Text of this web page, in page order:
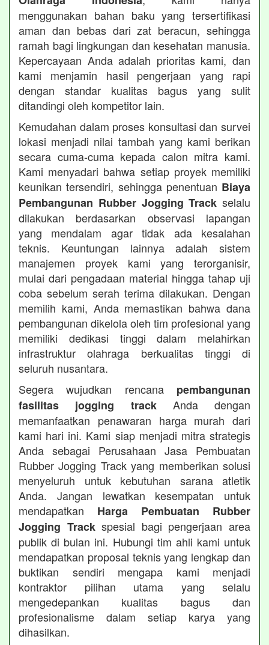
menggunakan bahan baku yang tersertifikasi
aman dan bebas dari zat beracun, sehingga
ramah bagi lingkungan dan kesehatan manusia.
Kepercayaan Anda adalah prioritas kami, dan
kami menjamin hasil pengerjaan yang rapi
dengan standar kualitas bagus yang sulit
ditandingi oleh kompetitor lain.
Kemudahan dalam proses konsultasi dan survei
lokasi menjadi nilai tambah yang kami berikan
secara cuma-cuma kepada calon mitra kami.
Kami menyadari bahwa setiap proyek memiliki
keunikan tersendiri, sehingga penentuan Biaya
Pembangunan Rubber Jogging Track selalu
dilakukan berdasarkan observasi lapangan
yang mendalam agar tidak ada kesalahan
teknis. Keuntungan lainnya adalah sistem
manajemen proyek kami yang terorganisir,
mulai dari pengadaan material hingga tahap uji
coba sebelum serah terima dilakukan. Dengan
memilih kami, Anda memastikan bahwa dana
pembangunan dikelola oleh tim profesional yang
memiliki dedikasi tinggi dalam melahirkan
infrastruktur olahraga berkualitas tinggi di
seluruh nusantara.
Segera wujudkan rencana pembangunan
fasilitas jogging trackAnda dengan
memanfaatkan penawaran harga murah dari
kami hari ini. Kami siap menjadi mitra strategis
Anda sebagai Perusahaan Jasa Pembuatan
Rubber Jogging Track yang memberikan solusi
menyeluruh untuk kebutuhan sarana atletik
Anda. Jangan lewatkan kesempatan untuk
mendapatkan Harga Pembuatan Rubber
Jogging Trackspesial bagi pengerjaan area
publik di bulan ini. Hubungi tim ahli kami untuk
mendapatkan proposal teknis yang lengkap dan
buktikan sendiri mengapa kami menjadi
kontraktor pilihan utama yang selalu
mengedepankan kualitas bagus dan
profesionalisme dalam setiap karya yang
dihasilkan.